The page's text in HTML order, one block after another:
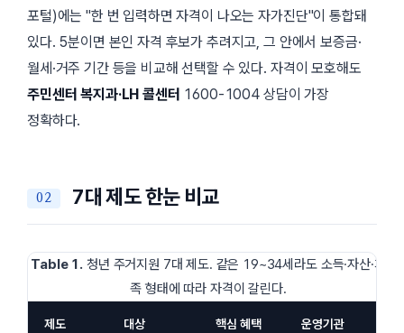
포털)에는 한 번 입력하면 자격이 나오는 자가진단 이 통합돼
있다. 5분이면 본인 자격 후보가 추려지고, 그 안에서 보증금·
월세·거주 기간 등을 비교해 선택할 수 있다. 자격이 모호해도
주민센터 복지과·LH 콜센터 1600-1004 상담이 가장
정확하다.
7대 제도 한눈 비교
제도 대상 핵심 혜택 운영기관
Table 1. 청년 주거지원 7대 제도. 같은 19~34세라도 소득·자산·가
족 형태에 따라 자격이 갈린다.